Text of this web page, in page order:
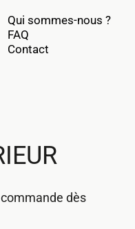
Qui sommes-nous ?
FAQ
Contact
dès